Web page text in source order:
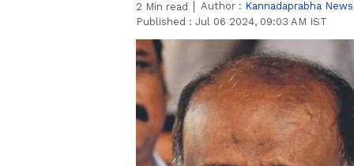
2 Min read Author : Kannadaprabha News
Published : Jul 06 2024, 09:03 AM IST